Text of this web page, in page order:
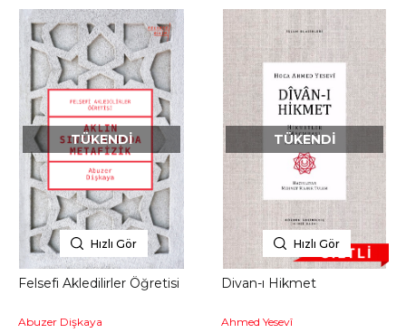
Hızlı Gör
TÜKENDI
Felsefi Akledilirler Öğretisi
Abuzer Dişkaya
Hızlı Gör
TÜKENDI
Divan-ı Hikmet
Ahmed Yesevî